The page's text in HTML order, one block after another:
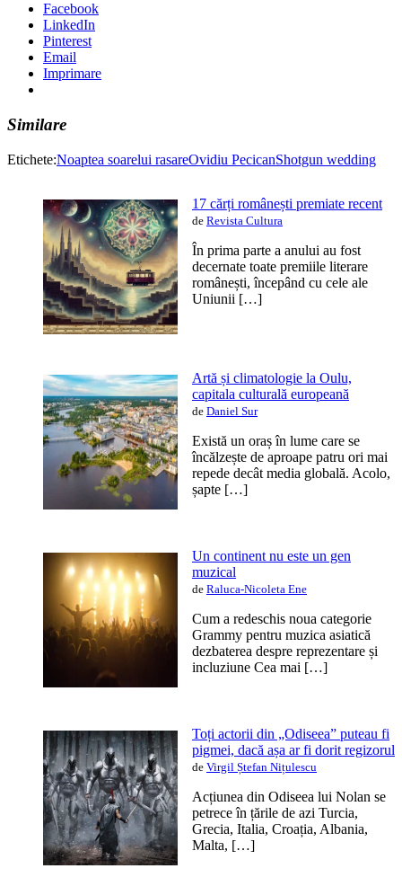
Facebook
LinkedIn
Pinterest
Email
Imprimare
Similare
Etichete:Noaptea soarelui rasareOvidiu PecicanShotgun wedding
17 cărți românești premiate recent
de Revista Cultura
În prima parte a anului au fost
decernate toate premiile literare
românești, începând cu cele ale
Uniunii […]
Artă și climatologie la Oulu,
capitala culturală europeană
de Daniel Sur
Există un oraș în lume care se
încălzește de aproape patru ori mai
repede decât media globală. Acolo,
șapte […]
Un continent nu este un gen
muzical
de Raluca-Nicoleta Ene
Cum a redeschis noua categorie
Grammy pentru muzica asiatică
dezbaterea despre reprezentare și
incluziune Cea mai […]
Toți actorii din „Odiseea” puteau fi
pigmei, dacă așa ar fi dorit regizorul
de Virgil Ștefan Nițulescu
Acțiunea din Odiseea lui Nolan se
petrece în țările de azi Turcia,
Grecia, Italia, Croația, Albania,
Malta, […]